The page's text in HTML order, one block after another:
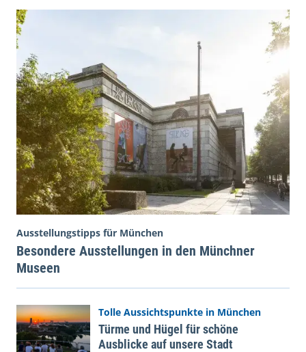
Ausstellungstipps für München
Besondere Ausstellungen in den Münchner
Museen
Tolle Aussichtspunkte in München
Türme und Hügel für schöne
Ausblicke auf unsere Stadt